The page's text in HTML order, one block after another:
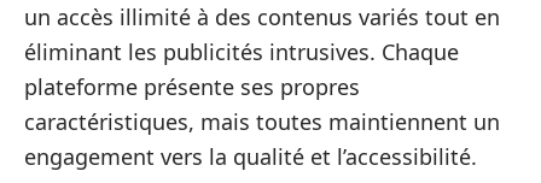
un accès illimité à des contenus variés tout en
éliminant les publicités intrusives. Chaque
plateforme présente ses propres
caractéristiques, mais toutes maintiennent un
engagement vers la qualité et l’accessibilité.